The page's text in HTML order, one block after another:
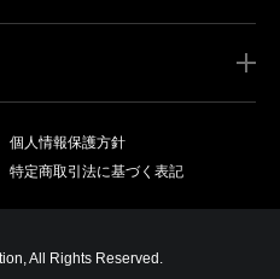
個人情報保護方針
特定商取引法に基づく表記
All Rights Reserved.